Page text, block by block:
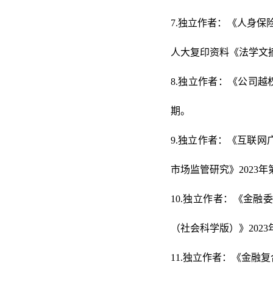
7.独立作者：《人身保
人大复印资料《法学文
8.独立作者：《公司越
期。
9.独立作者：《互联
市场监管研究》2023年
10.独立作者：《金融
（社会科学版）》2023
11.独立作者：《金融